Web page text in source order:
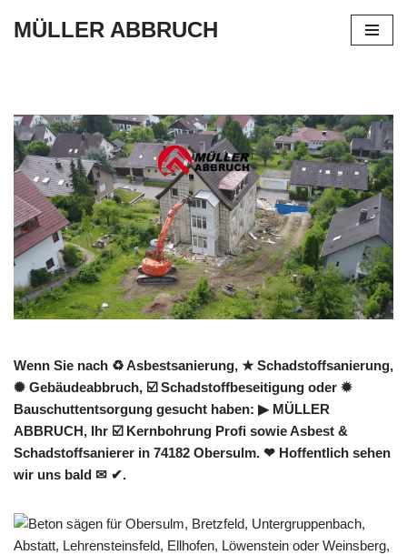
MÜLLER ABBRUCH
Wenn Sie nach ♻ Asbestsanierung, ★ Schadstoffsanierung,
✺ Gebäudeabbruch, ☑️ Schadstoffbeseitigung oder ✹
Bauschuttentsorgung gesucht haben: ▶︎ MÜLLER
ABBRUCH, Ihr ☑️ Kernbohrung Profi sowie Asbest &
Schadstoffsanierer in 74182 Obersulm. ❤ Hoffentlich sehen
wir uns bald ✉ ✔.